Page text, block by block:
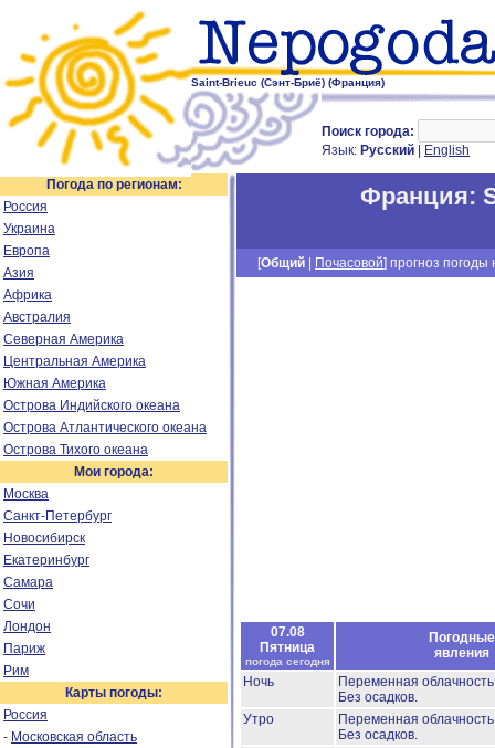
Saint-Brieuc (Сэнт-Бриё) (Франция)
Поиск города:
Язык: Русский English
Погода по регионам:
Россия
Украина
Европа
Азия
Африка
Австралия
Северная Америка
Центральная Америка
Южная Америка
Острова Индийского океана
Острова Атлантического океана
Острова Тихого океана
Мои города:
Москва
Санкт-Петербург
Новосибирск
Екатеринбург
Самара
Сочи
Лондон
Париж
Рим
Карты погоды:
Россия
- Московская область
Франция:
[Общий Почасовой] прогноз погоды
07.08
Пятница
погода сегодня
Погодные
явления
Ночь
Переменная
Без осадков.
Утро
Переменная
Без осадков.